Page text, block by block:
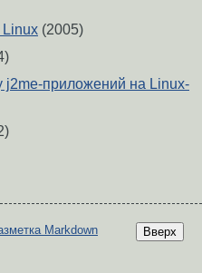
Linux (2005)
j2me-приложений на Linux-
Вверх
Markdown